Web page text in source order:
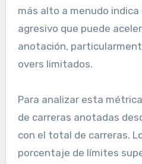
más alto a menudo
agresivo que puede
anotación,
overs limitados.
Para analizar esta
de carreras anotadas
con el total de carreras.
porcentaje de límites